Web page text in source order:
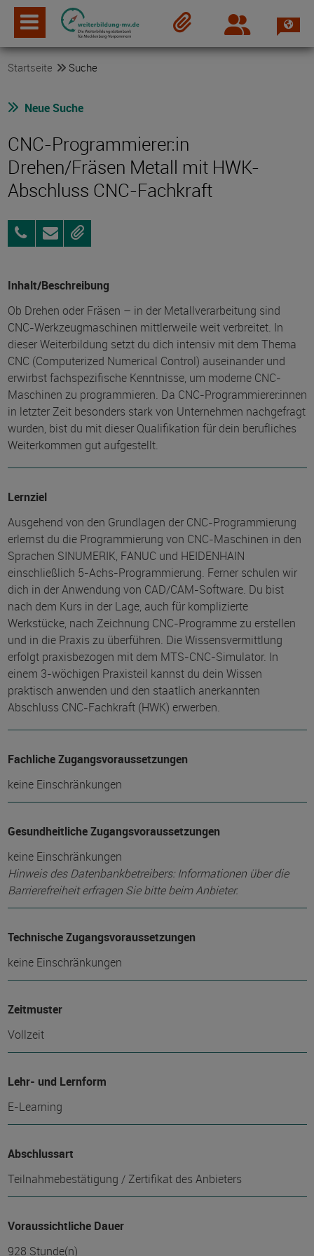
Login
Startseite Suche
Neue Suche
CNC-Programmierer:in
Drehen/Fräsen Metall mit HWK-
Abschluss CNC-Fachkraft
0395
567310-
AnfragenMerken
Inhalt/Beschreibung
Ob Drehen oder Fräsen – in der Metallverarbeitung sind
CNC-Werkzeugmaschinen mittlerweile weit verbreitet. In
dieser Weiterbildung setzt du dich intensiv mit dem Thema
CNC (Computerized Numerical Control) auseinander und
erwirbst fachspezifische Kenntnisse, um moderne CNC-
Maschinen zu programmieren. Da CNC-Programmierer:innen
in letzter Zeit besonders stark von Unternehmen nachgefragt
wurden, bist du mit dieser Qualifikation für dein berufliches
Weiterkommen gut aufgestellt.
Lernziel
Ausgehend von den Grundlagen der CNC-Programmierung
erlernst du die Programmierung von CNC-Maschinen in den
Sprachen SINUMERIK, FANUC und HEIDENHAIN
einschließlich 5-Achs-Programmierung. Ferner schulen wir
dich in der Anwendung von CAD/CAM-Software. Du bist
nach dem Kurs in der Lage, auch für komplizierte
Werkstücke, nach Zeichnung CNC-Programme zu erstellen
und in die Praxis zu überführen. Die Wissensvermittlung
erfolgt praxisbezogen mit dem MTS-CNC-Simulator. In
einem 3-wöchigen Praxisteil kannst du dein Wissen
praktisch anwenden und den staatlich anerkannten
Abschluss CNC-Fachkraft (HWK) erwerben.
Fachliche Zugangsvoraussetzungen
keine Einschränkungen
Gesundheitliche Zugangsvoraussetzungen
keine Einschränkungen
Hinweis des Datenbankbetreibers: Informationen über die
Barrierefreiheit erfragen Sie bitte beim Anbieter.
Technische Zugangsvoraussetzungen
keine Einschränkungen
Zeitmuster
Vollzeit
Lehr- und Lernform
E-Learning
Abschlussart
Teilnahmebestätigung / Zertifikat des Anbieters
Voraussichtliche Dauer
928 Stunde(n)